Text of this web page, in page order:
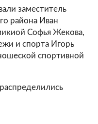
заместитель
района Иван
Софья Жекова,
и спорта Игорь
спортивной